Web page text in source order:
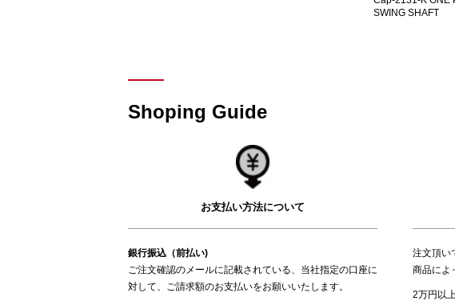
SWING SHAFT
Shoping Guide
お支払い方法について
銀行振込（前払い)
ご注文確認のメールに記載されている、当社指定の口座に
対して、ご請求額のお支払いをお願いいたします。
注文頂い
商品によ
2万円以